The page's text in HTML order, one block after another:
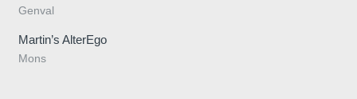
Genval
Martin’s AlterEgo
Mons